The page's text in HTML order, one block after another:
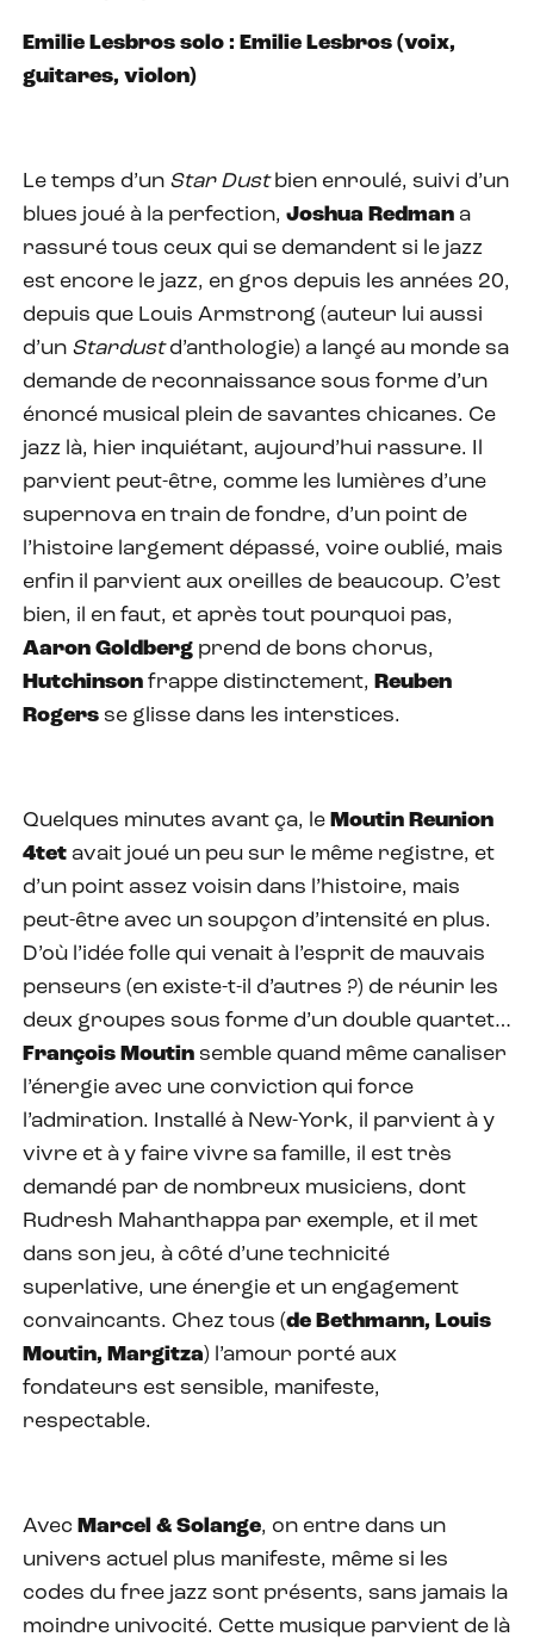
Emilie Lesbros solo : Emilie Lesbros (voix,
guitares, violon)
Le temps d’un Star Dustbien enroulé, suivi d’un
blues joué à la perfection, Joshua Redman a
rassuré tous ceux qui se demandent si le jazz
est encore le jazz, en gros depuis les années 20,
depuis que Louis Armstrong (auteur lui aussi
d’un Stardustd’anthologie) a lançé au monde sa
demande de reconnaissance sous forme d’un
énoncé musical plein de savantes chicanes. Ce
jazz là, hier inquiétant, aujourd’hui rassure. Il
parvient peut-être, comme les lumières d’une
supernova en train de fondre, d’un point de
l’histoire largement dépassé, voire oublié, mais
enfin il parvient aux oreilles de beaucoup. C’est
bien, il en faut, et après tout pourquoi pas,
Aaron Goldberg prend de bons chorus,
Hutchinson frappe distinctement, Reuben
Rogers se glisse dans les interstices.
Quelques minutes avant ça, le Moutin Reunion
4tet avait joué un peu sur le même registre, et
d’un point assez voisin dans l’histoire, mais
peut-être avec un soupçon d’intensité en plus.
D’où l’idée folle qui venait à l’esprit de mauvais
penseurs (en existe-t-il d’autres ?) de réunir les
deux groupes sous forme d’un double quartet…
François Moutin semble quand même canaliser
l’énergie avec une conviction qui force
l’admiration. Installé à New-York, il parvient à y
vivre et à y faire vivre sa famille, il est très
demandé par de nombreux musiciens, dont
Rudresh Mahanthappa par exemple, et il met
dans son jeu, à côté d’une technicité
superlative, une énergie et un engagement
convaincants. Chez tous (de Bethmann, Louis
Moutin, Margitza) l’amour porté aux
fondateurs est sensible, manifeste,
respectable.
Avec Marcel & Solange, on entre dans un
univers actuel plus manifeste, même si les
codes du free jazz sont présents, sans jamais la
moindre univocité. Cette musique parvient de là